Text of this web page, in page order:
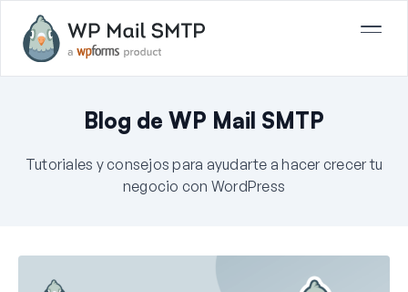
Blog de WP Mail SMTP
Tutoriales y consejos para ayudarte a hacer crecer tu
negocio con WordPress